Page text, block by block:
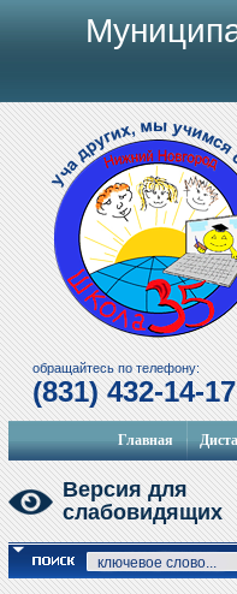
обращайтесь по телефону:
(831) 432-14-17
Главная
Версия для
слабовидящих